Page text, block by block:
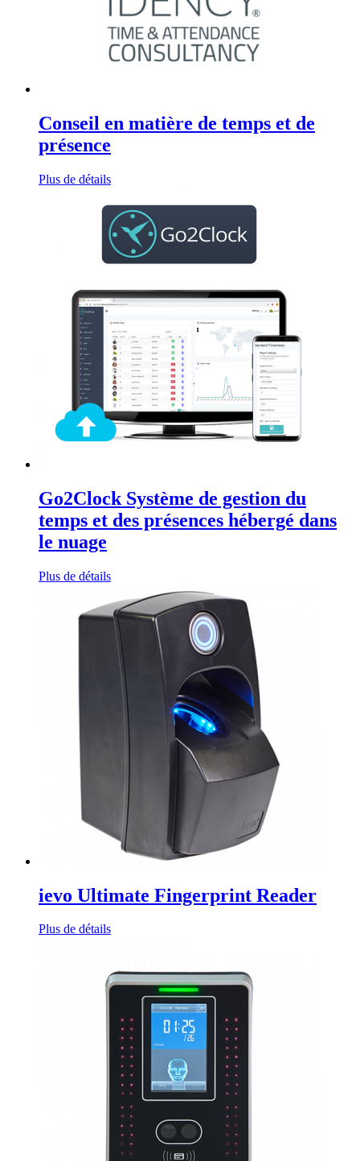
Conseil en matière de temps et de
présence
Plus de détails
Go2Clock Système de gestion du
temps et des présences hébergé dans
le nuage
Plus de détails
ievo Ultimate Fingerprint Reader
Plus de détails